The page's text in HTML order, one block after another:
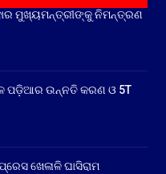
ମୁଖ୍ୟମନ୍ତ୍ରୀଙ୍କୁ ନିମନ୍ତ୍ରଣ
ପଡ଼ିଆର ଉନ୍ନତି କରଣ ଓ 5T
ଖେଳାଳି ଘାସିରାମ